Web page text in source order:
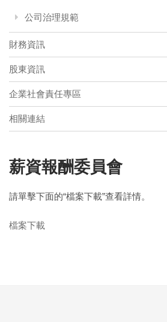
公司治理規範
財務資訊
股東資訊
企業社會責任專區
相關連結
薪資報酬委員會
請單擊下面的“檔案下載”查看詳情。
檔案下載